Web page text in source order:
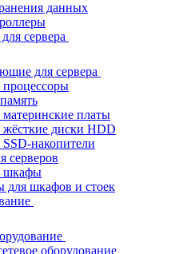
данных
сервера
для сервера
платы
диски HDD
накопители
серверов
шкафы
для шкафов и стоек
оборудование